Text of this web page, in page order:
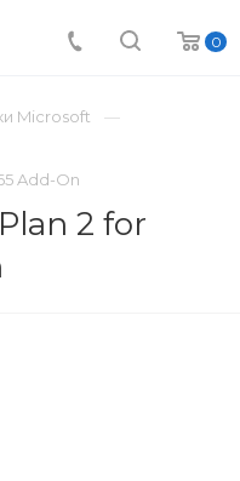
0
Microsoft
Add-On
2 for